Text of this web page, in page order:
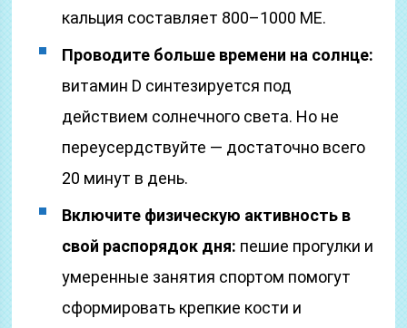
кальция составляет 800–1000 МЕ.
Проводите больше времени на солнце:
витамин D синтезируется под
действием солнечного света. Но не
переусердствуйте — достаточно всего
20 минут в день.
Включите физическую активность в
свой распорядок дня: пешие прогулки и
умеренные занятия спортом помогут
сформировать крепкие кости и